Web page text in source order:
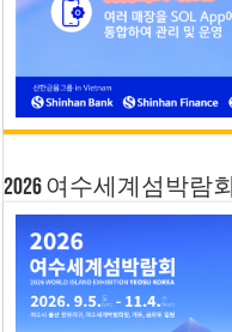
2026 여수세계섬박람회